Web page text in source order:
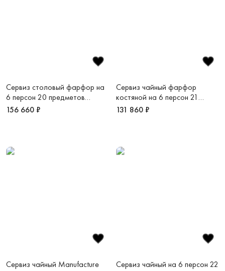
Сервиз столовый фарфор на
6 персон 20 предметов
Инталия
156 660 ₽
Сервиз чайный фарфор
костяной на 6 персон 21
предмет Джио
131 860 ₽
Сервиз чайный Manufacture
Сервиз чайный на 6 персон 22